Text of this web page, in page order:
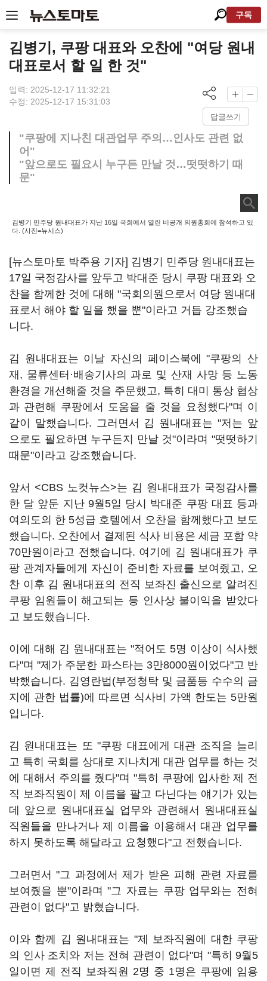
구독
김병기, 쿠팡 대표와 오찬에 "여당 원내
대표로서 할 일 한 것"
입력: 2025-12-17 11:32:21
수정: 2025-12-17 15:31:03
답글쓰기
"쿠팡에 지나친 대관업무 주의…인사도 관련 없
어"
"앞으로도 필요시 누구든 만날 것…떳떳하기 때
문"
김병기 민주당 원내대표가 지난 16일 국회에서 열린 비공개 의원총회에 참석하고 있
다. (사진=뉴시스)
[뉴스토마토 박주용 기자] 김병기 민주당 원내대표는
17일 국정감사를 앞두고 박대준 당시 쿠팡 대표와 오
찬을 함께한 것에 대해 "국회의원으로서 여당 원내대
표로서 해야 할 일을 했을 뿐"이라고 거듭 강조했습
니다.
김 원내대표는 이날 자신의 페이스북에 "쿠팡의 산
재, 물류센터·배송기사의 과로 및 산재 사망 등 노동
환경을 개선해줄 것을 주문했고, 특히 대미 통상 협상
과 관련해 쿠팡에서 도움을 줄 것을 요청했다"며 이
같이 말했습니다. 그러면서 김 원내대표는 "저는 앞
으로도 필요하면 누구든지 만날 것"이라며 "떳떳하기
때문"이라고 강조했습니다.
앞서 <CBS 노컷뉴스>는 김 원내대표가 국정감사를
한 달 앞둔 지난 9월5일 당시 박대준 쿠팡 대표 등과
여의도의 한 5성급 호텔에서 오찬을 함께했다고 보도
했습니다. 오찬에서 결제된 식사 비용은 세금 포함 약
70만원이라고 전했습니다. 여기에 김 원내대표가 쿠
팡 관계자들에게 자신이 준비한 자료를 보여줬고, 오
찬 이후 김 원내대표의 전직 보좌진 출신으로 알려진
쿠팡 임원들이 해고되는 등 인사상 불이익을 받았다
고 보도했습니다.
이에 대해 김 원내대표는 "적어도 5명 이상이 식사했
다"며 "제가 주문한 파스타는 3만8000원이었다"고 반
박했습니다. 김영란법(부정청탁 및 금품등 수수의 금
지에 관한 법률)에 따르면 식사비 가액 한도는 5만원
입니다.
김 원내대표는 또 "쿠팡 대표에게 대관 조직을 늘리
고 특히 국회를 상대로 지나치게 대관 업무를 하는 것
에 대해서 주의를 줬다"며 "특히 쿠팡에 입사한 제 전
직 보좌직원이 제 이름을 팔고 다닌다는 얘기가 있는
데 앞으로 원내대표실 업무와 관련해서 원내대표실
직원들을 만나거나 제 이름을 이용해서 대관 업무를
하지 못하도록 해달라고 요청했다"고 전했습니다.
그러면서 "그 과정에서 제가 받은 피해 관련 자료를
보여줬을 뿐"이라며 "그 자료는 쿠팡 업무와는 전혀
관련이 없다"고 밝혔습니다.
이와 함께 김 원내대표는 "제 보좌직원에 대한 쿠팡
의 인사 조치와 저는 전혀 관련이 없다"며 "특히 9월5
일이면 제 전직 보좌직원 2명 중 1명은 쿠팡에 임용